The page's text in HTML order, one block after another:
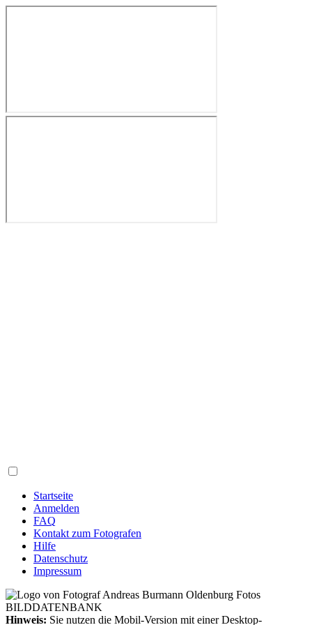
Startseite
Anmelden
FAQ
Kontakt zum Fotografen
Hilfe
Datenschutz
Impressum
Hinweis: Sie nutzen die Mobil-Version mit einer Desktop-